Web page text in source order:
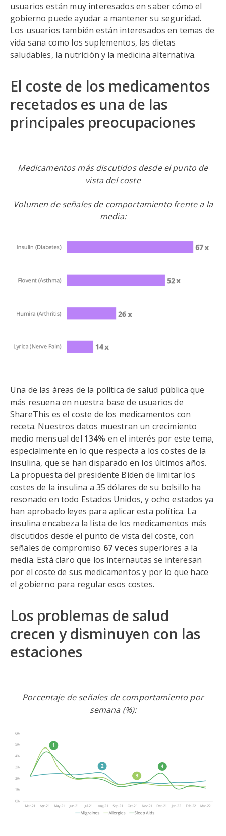
usuarios están muy interesados en saber cómo el
gobierno puede ayudar a mantener su seguridad.
Los usuarios también están interesados en temas de
vida sana como los suplementos, las dietas
saludables, la nutrición y la medicina alternativa.
El coste de los medicamentos
recetados es una de las
principales preocupaciones
Medicamentos más discutidos desde el punto de
vista del coste
Volumen de señales de comportamiento frente a la
media:
Una de las áreas de la política de salud pública que
más resuena en nuestra base de usuarios de
ShareThis es el coste de los medicamentos con
receta. Nuestros datos muestran un crecimiento
medio mensual del 134% en el interés por este tema,
especialmente en lo que respecta a los costes de la
insulina, que se han disparado en los últimos años.
La propuesta del presidente Biden de limitar los
costes de la insulina a 35 dólares de su bolsillo ha
resonado en todo Estados Unidos, y ocho estados ya
han aprobado leyes para aplicar esta política. La
insulina encabeza la lista de los medicamentos más
discutidos desde el punto de vista del coste, con
señales de compromiso 67 veces superiores a la
media. Está claro que los internautas se interesan
por el coste de sus medicamentos y por lo que hace
el gobierno para regular esos costes.
Los problemas de salud
crecen y disminuyen con las
estaciones
Porcentaje de señales de comportamiento por
semana (%):